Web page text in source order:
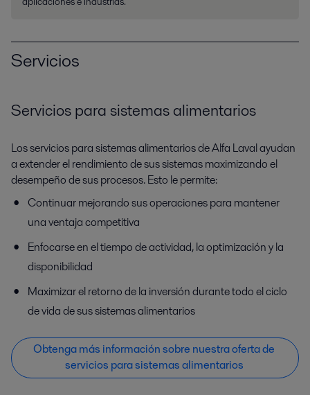
Servicios
Servicios para sistemas alimentarios
Los servicios para sistemas alimentarios de Alfa Laval ayudan
a extender el rendimiento de sus sistemas maximizando el
desempeño de sus procesos. Esto le permite:
Continuar mejorando sus operaciones para mantener
una ventaja competitiva
Enfocarse en el tiempo de actividad, la optimización y la
disponibilidad
Maximizar el retorno de la inversión durante todo el ciclo
de vida de sus sistemas alimentarios
Obtenga más información sobre nuestra oferta de
servicios para sistemas alimentarios